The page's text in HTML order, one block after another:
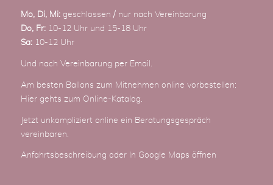
Mo, Di, Mi:geschlossen / nur nach Vereinbarung
Do, Fr:10-12 Uhr und 15-18 Uhr
Sa:10-12 Uhr
Und nach Vereinbarung per Email
Am besten Ballons zum Mitnehmen online vorbestellen:
Hier gehts zum Online-Katalog
Jetzt unkompliziert online ein Beratungsgespräch
vereinbaren.
Anfahrtsbeschreibung oder In Google Maps öffnen